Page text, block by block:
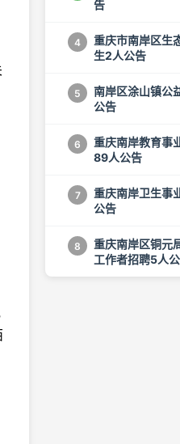
告
4
重庆市南岸区生
生2人公告
5
南岸区涂山镇公
公告
6
重庆南岸教育事
89人公告
7
重庆南岸卫生事
公告
8
重庆南岸区铜元
工作者招聘5人